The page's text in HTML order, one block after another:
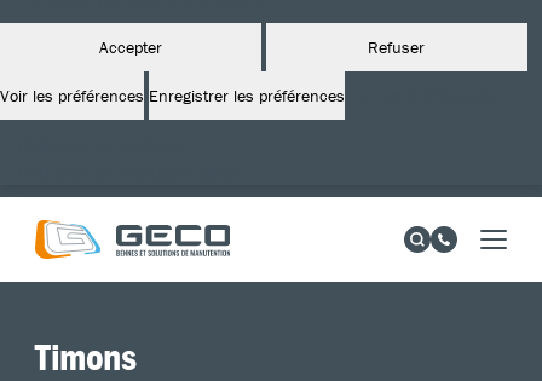
Accepter Refuser
Voir les préférences Enregistrer les préférences
Timons